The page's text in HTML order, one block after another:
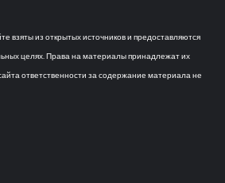
взяты из открытых источников и предоставляются
целях. Права на материалы принадлежат их
ответственности за содержание материала не